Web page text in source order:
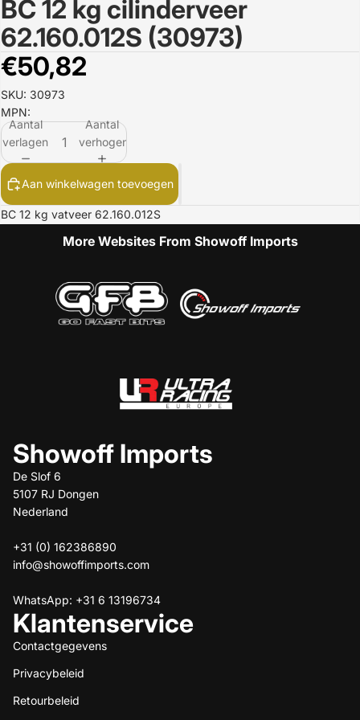
Afbeelding
openen
in
volledig
scherm
BC 12 kg cilinderveer
62.160.012S (30973)
€50,82
SKU: 30973
MPN:
Aantal
verlagen
Aantal
verhogen
Aan winkelwagen toevoegen
BC 12 kg vatveer 62.160.012S
More Websites From Showoff Imports
Showoff Imports
De Slof 6
5107 RJ Dongen
Nederland
+31 (0) 162386890
info@showoffimports.com
WhatsApp: +31 6 13196734
Klantenservice
Contactgegevens
Privacybeleid
Retourbeleid
Terugbetalingsbeleid
Privacybeleid